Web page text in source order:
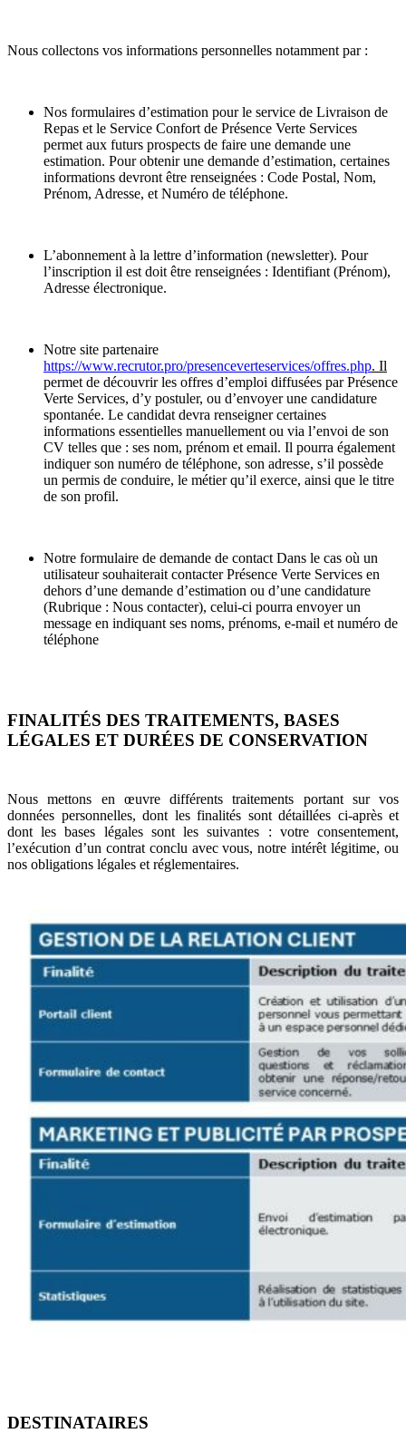
Nous collectons vos informations personnelles notamment par :
Nos formulaires d’estimation pour le service de Livraison de
Repas et le Service Confort de Présence Verte Services
permet aux futurs prospects de faire une demande une
estimation. Pour obtenir une demande d’estimation, certaines
informations devront être renseignées : Code Postal, Nom,
Prénom, Adresse, et Numéro de téléphone.
L’abonnement à la lettre d’information (newsletter). Pour
l’inscription il est doit être renseignées : Identifiant (Prénom),
Adresse électronique.
Notre site partenaire
https://www.recrutor.pro/presenceverteservices/offres.php. Il
permet de découvrir les offres d’emploi diffusées par Présence
Verte Services, d’y postuler, ou d’envoyer une candidature
spontanée. Le candidat devra renseigner certaines
informations essentielles manuellement ou via l’envoi de son
CV telles que : ses nom, prénom et email. Il pourra également
indiquer son numéro de téléphone, son adresse, s’il possède
un permis de conduire, le métier qu’il exerce, ainsi que le titre
de son profil.
Notre formulaire de demande de contact Dans le cas où un
utilisateur souhaiterait contacter Présence Verte Services en
dehors d’une demande d’estimation ou d’une candidature
(Rubrique : Nous contacter), celui-ci pourra envoyer un
message en indiquant ses noms, prénoms, e-mail et numéro de
téléphone
FINALITÉS DES TRAITEMENTS, BASES
LÉGALES ET DURÉES DE CONSERVATION
Nous mettons en œuvre différents traitements portant sur vos
données personnelles, dont les finalités sont détaillées ci-après et
dont les bases légales sont les suivantes : votre consentement,
l’exécution d’un contrat conclu avec vous, notre intérêt légitime, ou
nos obligations légales et réglementaires.
DESTINATAIRES